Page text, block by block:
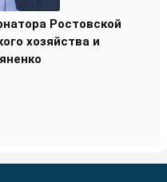
Ростовской
хозяйства и